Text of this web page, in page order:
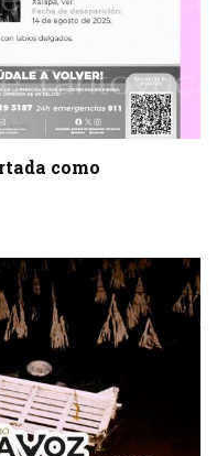
como